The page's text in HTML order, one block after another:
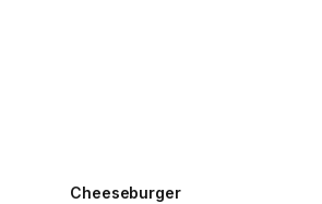
Cheeseburger